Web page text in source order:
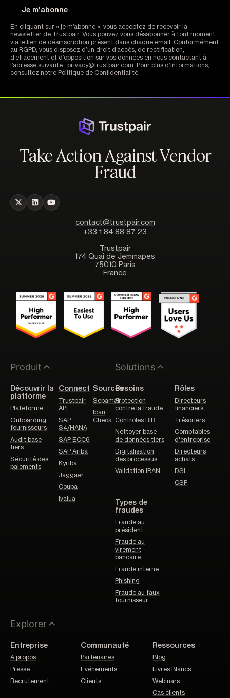
En cliquant sur « je m’abonne », vous acceptez de recevoir la
newsletter de Trustpair. Vous pouvez vous désabonner à tout moment
via le lien de désinscription présent dans chaque email. Conformément
au RGPD, vous disposez d’un droit d’accès, de rectification,
d’effacement et d’opposition sur vos données en nous contactant à
l’adresse suivante : privacy@trustpair.com. Pour plus d’informations,
consultez notre Politique de Confidentialité
Take Action Against Vendor
Fraud
contact@trustpair.com
+33 1 84 88 87 23
Trustpair
174 Quai de Jemmapes
75010 Paris
France
Produit
Découvrir la
platforme
Plateforme
Onboarding
fournisseurs
Audit base
tiers
Sécurité des
paiements
Connect
Trustpair
API
SAP
S4/HANA
SAP ECC6
SAP Ariba
Kyriba
Jaggaer
Coupa
Ivalua
Sources
Sepamail
Iban
Check
Solutions
Besoins
Protection
contre la fraude
Contrôles RIB
Nettoyer base
de données tiers
Digitalisation
des processus
Validation IBAN
Rôles
Directeurs
financiers
Trésoriers
Comptables
d'entreprise
Directeurs
achats
DSI
CSP
Types de
fraudes
Fraude au
président
Fraude au
virement
bancaire
Fraude interne
Phishing
Fraude au faux
fournisseur
Explorer
Entreprise
A propos
Presse
Recrutement
Communauté
Partenaires
Evénements
Clients
Ressources
Blog
Livres Blancs
Webinars
Cas clients